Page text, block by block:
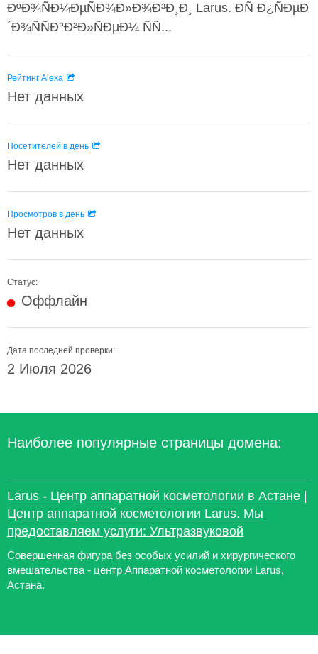
ÐºÐ¾ÑÐ¼ÐµÑÐ¾Ð»Ð¾Ð³Ð¸Ð¸ Larus. ÐÑ Ð¿ÑÐµÐ
´Ð¾ÑÑÐ°Ð²Ð»ÑÐµÐ¼ ÑÑ...
Рейтинг Alexa
Нет данных
Посетителей в день
Нет данных
Просмотров в день
Нет данных
Статус:
Оффлайн
Дата последней проверки:
2 Июля 2026
Наиболее популярные страницы домена:
Larus - Центр аппаратной косметологии в Астане |
Центр аппаратной косметологии Larus. Мы
предоставляем услуги: Ультразвуковой
Совершенная фигура без особых усилий и хирургического
вмешательства - центр Аппаратной косметологии Larus,
Астана.